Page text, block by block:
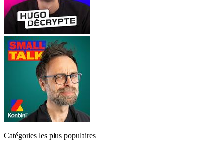
Catégories les plus populaires